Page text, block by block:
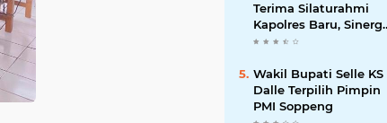
Terima Silaturahmi
Kapolres Baru, Sinergi
Pemerintah dan Polri
Wakil Bupati Selle KS
Dalle Terpilih Pimpin
PMI Soppeng